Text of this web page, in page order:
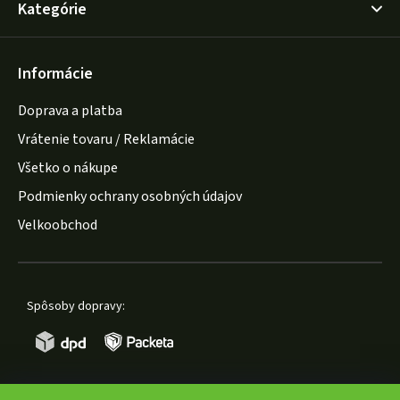
Kategórie
Informácie
Doprava a platba
Vrátenie tovaru / Reklamácie
Všetko o nákupe
Podmienky ochrany osobných údajov
Velkoobchod
Spôsoby dopravy: